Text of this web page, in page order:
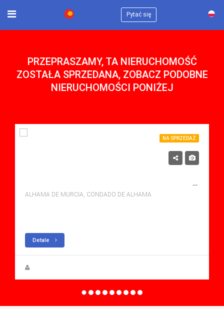
Pytać się
PRZEPRASZAMY, TA NIERUCHOMOŚĆ
ZOSTAŁA SPRZEDANA, ZOBACZ PODOBNE
NIERUCHOMOŚCI PONIŻEJ
NA SPRZEDAŻ
NA SPRZEDAŻ APARTMENT W CONDADO DE ALHAMA, ALHAMA DE MURCIA Z BASENEM
ALHAMA DE MURCIA, CONDADO DE ALHAMA
Detale